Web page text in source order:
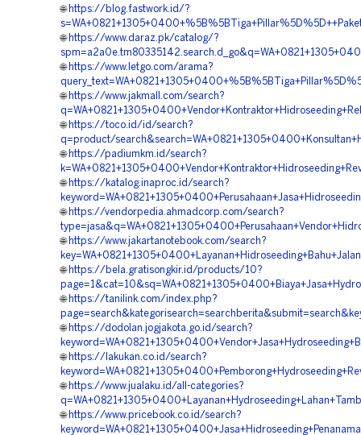
🌐 https://blog.fastwork.id/?
🌐 https://www.daraz.pk/catalog/?
🌐 https://www.letgo.com/arama?
🌐 https://www.jakmall.com/search?
🌐 https://toco.id/id/search?
q=product/
🌐 https://padiumkm.id/search?
🌐 https://katalog.inaproc.id/search?
🌐 https://vendorpedia.ahmadcorp.com/search?
🌐 https://www.jakartanotebook.com/search?
🌐 https://bela.gratisongkir.id/products/10?
🌐 https://tanilink.com/index.php?
🌐 https://dodolan.jogjakota.go.id/search?
🌐 https://lakukan.co.id/search?
🌐 https://www.jualaku.id/all-categories?
🌐 https://www.pricebook.co.id/search?